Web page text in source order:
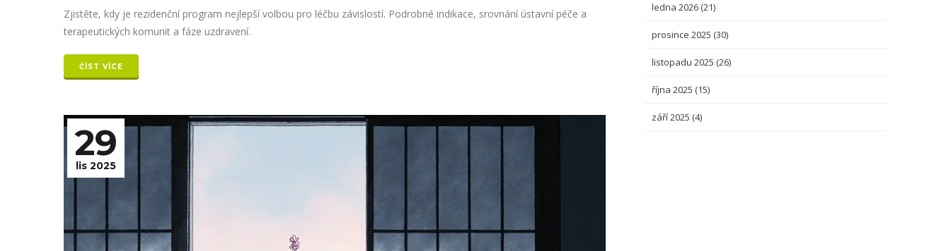
Zjistěte, kdy je rezidenční program nejlepší volbou pro léčbu závislostí. Podrobné indikace, srovnání ústavní péče a
terapeutických komunit a fáze uzdravení.
ČÍST VÍCE
29
lis 2025
ledna 2026 (21)
prosince 2025 (30)
listopadu 2025 (26)
října 2025 (15)
září 2025 (4)